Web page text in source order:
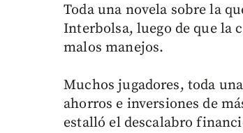
Toda una novela sobre la
Interbolsa, luego de que la
malos manejos.
Muchos jugadores, toda
ahorros e inversiones de
estalló el descalabro